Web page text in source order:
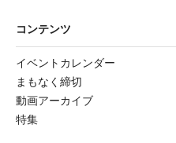
コンテンツ
イベントカレンダー
まもなく締切
動画アーカイブ
特集